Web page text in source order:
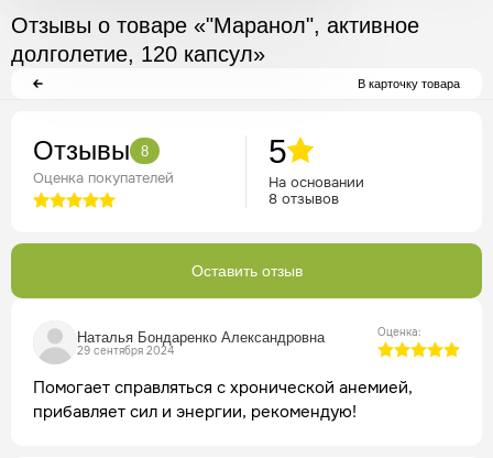
В карточку товара
Отзывы о товаре «"Маранол", активное
долголетие, 120 капсул»
Отзывы 8
Оценка покупателей
5
На основании
8 отзывов
Наталья Бондаренко Александровна
29 сентября 2024
Оценка:
Помогает справляться с хронической анемией,
прибавляет сил и энергии, рекомендую!
Оставить отзыв